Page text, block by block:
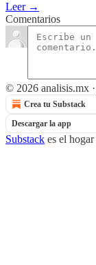
Leer →
Comentarios
© 2026 analisis.mx ·
Crea tu Substack
Descargar la app
Substack es el